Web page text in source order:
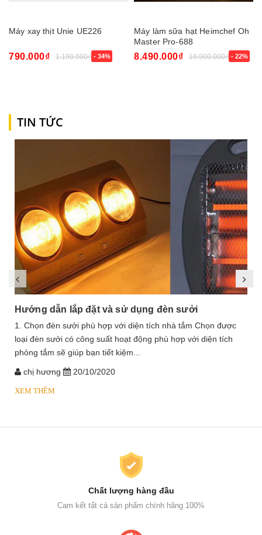
Máy xay thịt Unie UE226
790.000₫ 1.190.000₫ - 34%
Máy làm sữa hạt Heimchef Oh
Master Pro-688
8.490.000₫ 10.900.000₫ - 22%
TIN TỨC
Hướng dẫn lắp đặt và sử dụng đèn sưởi
1. Chọn đèn sưởi phù hợp với diện tích nhà tắm Chọn được
loại đèn sưởi có công suất hoạt động phù hợp với diện tích
phòng tắm sẽ giúp bạn tiết kiệm...
chị hương 20/10/2020
XEM THÊM
Chất lượng hàng đầu
Cam kết tất cả sản phẩm chính hãng 100%